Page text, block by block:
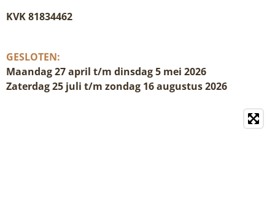
KVK 81834462
GESLOTEN:
Maandag 27 april t/m dinsdag 5 mei 2026
Zaterdag 25 juli t/m zondag 16 augustus 2026